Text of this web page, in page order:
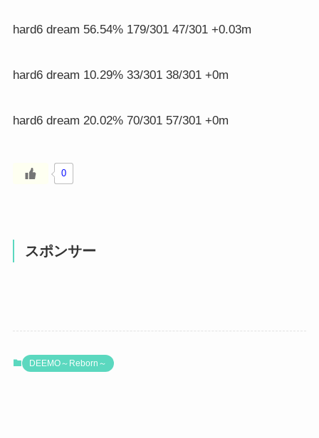
hard6 dream 56.54% 179/301 47/301 +0.03m
hard6 dream 10.29% 33/301 38/301 +0m
hard6 dream 20.02% 70/301 57/301 +0m
0
スポンサー
DEEMO～Reborn～